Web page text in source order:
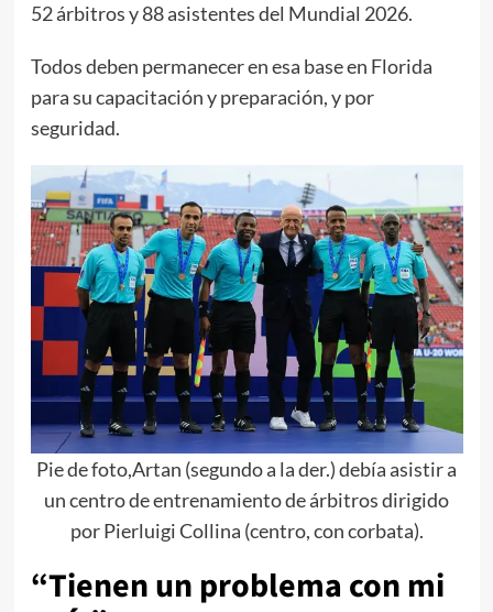
52 árbitros y 88 asistentes del Mundial 2026.
Todos deben permanecer en esa base en Florida
para su capacitación y preparación, y por
seguridad.
Pie de foto,Artan (segundo a la der.) debía asistir a
un centro de entrenamiento de árbitros dirigido
por Pierluigi Collina (centro, con corbata).
“Tienen un problema con mi